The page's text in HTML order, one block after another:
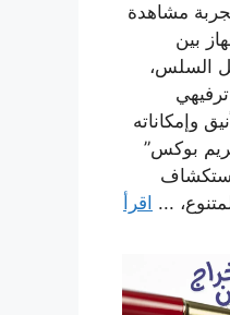
مشاهدة
بين
السلس،
وإمكاناته
بوكس”
... اقرأ